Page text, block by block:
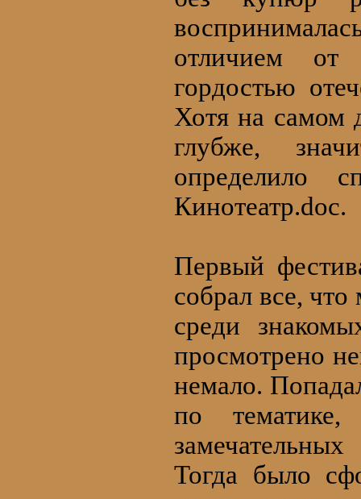
отличием от
гордостью
Хотя на самом
глубже,
определило
Кинотеатр.doc.
Первый
собрал все,
среди
просмотрено
немало.
по
Тогда было